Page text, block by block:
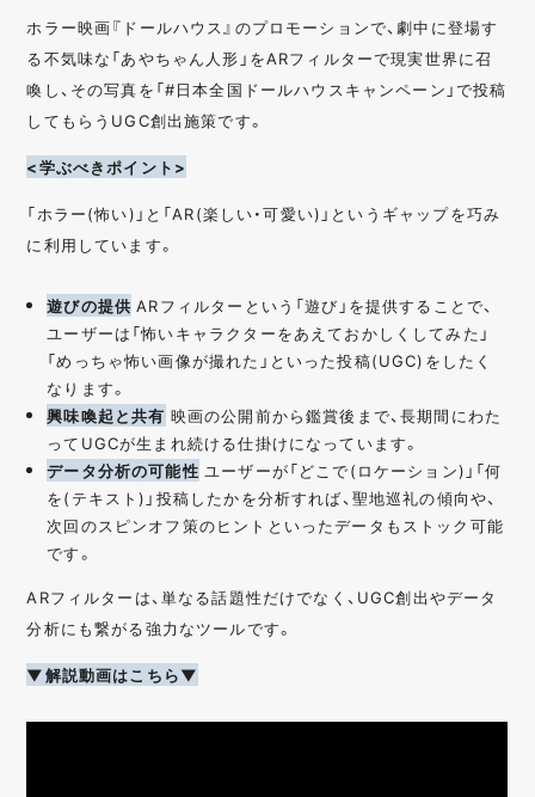
ホラー映画『ドールハウス』のプロモーションで、劇中に登場す
る不気味な「あやちゃん人形」をARフィルターで現実世界に召
喚し、その写真を「#日本全国ドールハウスキャンペーン」で投稿
してもらうUGC創出施策です。
<学ぶべきポイント>
「ホラー(怖い)」と「AR(楽しい・可愛い)」というギャップを巧み
に利用しています。
遊びの提供 ARフィルターという「遊び」を提供することで、
ユーザーは「怖いキャラクターをあえておかしくしてみた」
「めっちゃ怖い画像が撮れた」といった投稿(UGC)をしたく
なります。
興味喚起と共有 映画の公開前から鑑賞後まで、長期間にわた
ってUGCが生まれ続ける仕掛けになっています。
データ分析の可能性 ユーザーが「どこで(ロケーション)」「何
を(テキスト)」投稿したかを分析すれば、聖地巡礼の傾向や、
次回のスピンオフ策のヒントといったデータもストック可能
です。
ARフィルターは、単なる話題性だけでなく、UGC創出やデータ
分析にも繋がる強力なツールです。
▼解説動画はこちら▼